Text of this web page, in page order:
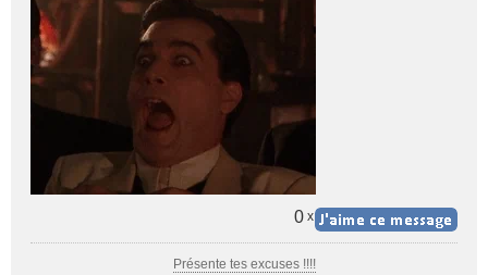
s
a
g
e
0 x
Présente tes excuses !!!!